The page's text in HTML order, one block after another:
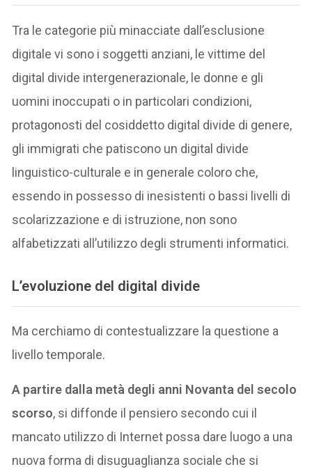
Tra le categorie più minacciate dall’esclusione
digitale vi sono i soggetti anziani, le vittime del
digital divide intergenerazionale, le donne e gli
uomini inoccupati o in particolari condizioni,
protagonosti del cosiddetto digital divide di genere,
gli immigrati che patiscono un digital divide
linguistico-culturale e in generale coloro che,
essendo in possesso di inesistenti o bassi livelli di
scolarizzazione e di istruzione, non sono
alfabetizzati all’utilizzo degli strumenti informatici.
L’evoluzione del digital divide
Ma cerchiamo di contestualizzare la questione a
livello temporale.
A partire dalla metà degli anni Novanta del secolo
scorso, si diffonde il pensiero secondo cui il
mancato utilizzo di Internet possa dare luogo a una
nuova forma di disuguaglianza sociale che si